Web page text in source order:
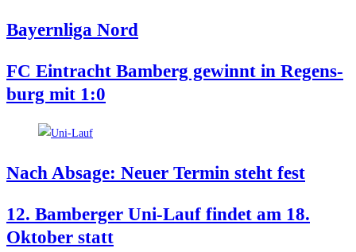
Bay­ern­li­ga Nord
FC Ein­tracht Bam­berg gewinnt in Regens­
burg mit 1:0
Nach Absa­ge: Neu­er Ter­min steht fest
12. Bam­ber­ger Uni-Lauf fin­det am 18.
Okto­ber statt